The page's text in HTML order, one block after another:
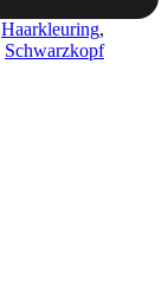
Haarkleuring,
Schwarzkopf